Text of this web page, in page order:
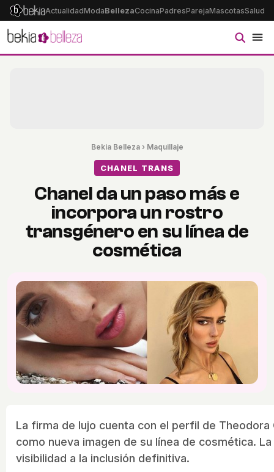
ActualidadModaBellezaCocinaPadresParejaMascotasSalud
Bekia Belleza› Maquillaje
CHANEL TRANS
Chanel da un paso más e
incorpora un rostro
transgénero en su línea de
cosmética
La firma de lujo cuenta con el perfil de Theodora
como nueva imagen de su línea de cosmética.
visibilidad a la inclusión definitiva.